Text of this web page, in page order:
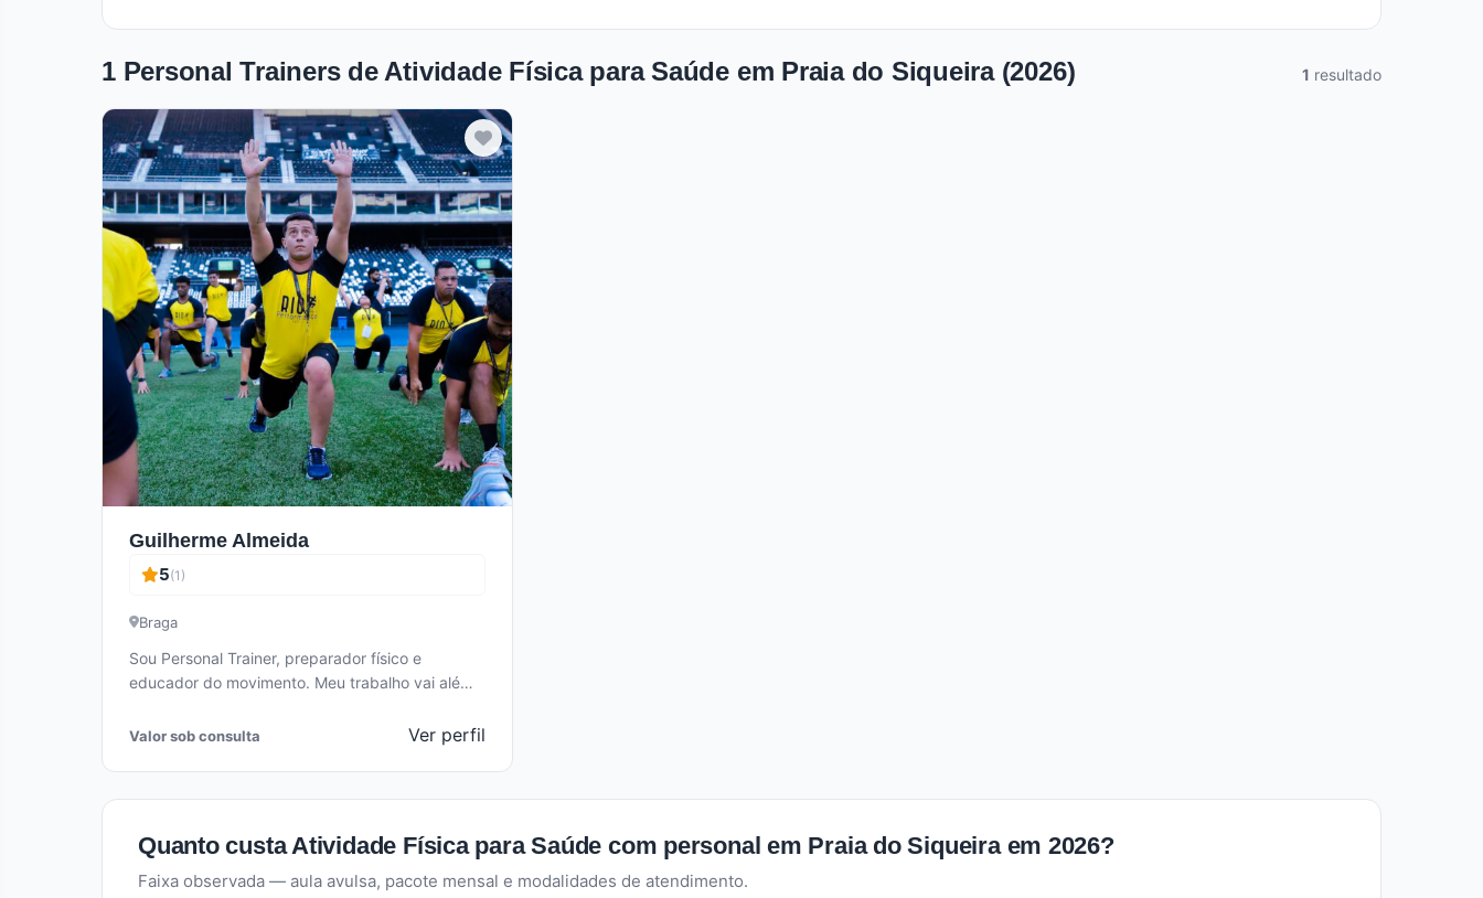
1 Personal Trainers de Atividade Física para Saúde em Praia do Siqueira (2026) 1 resultado
Verificado
Guilherme Almeida
5(1)
Braga
Sou Personal Trainer, preparador físico e
educador do movimento. Meu trabalho vai além
Valor sob consulta Ver perfil
Quanto custa Atividade Física para Saúde com personal em Praia do Siqueira em 2026?
Faixa observada — aula avulsa, pacote mensal e modalidades de atendimento.